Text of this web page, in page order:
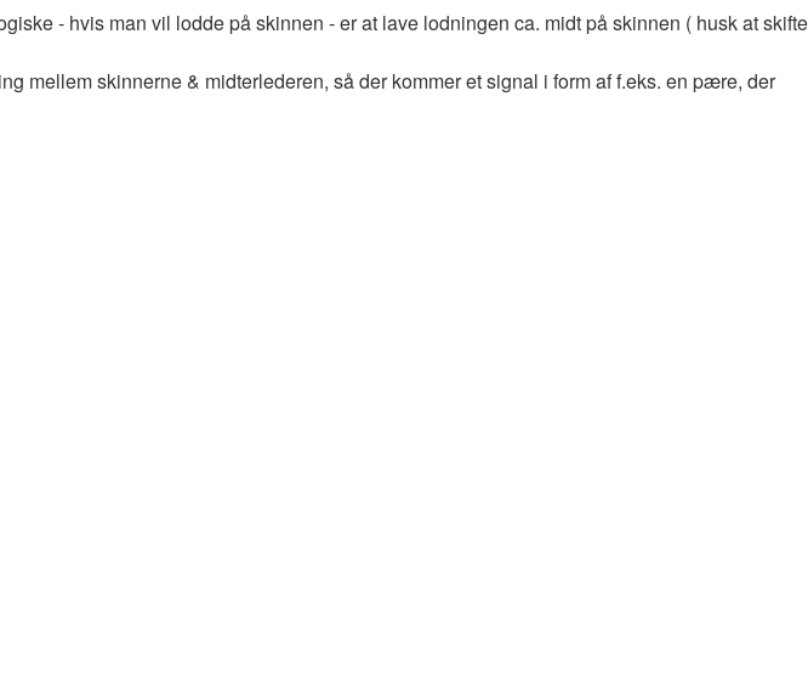
- hvis man vil lodde på skinnen - er at lave lodningen ca. midt på skinnen ( husk at skifte
mellem skinnerne & midterlederen, så der kommer et signal i form af f.eks. en pære, der